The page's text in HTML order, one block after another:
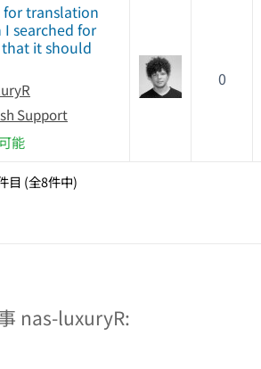
translation
I searched for
that it should
Support
能
0
目 (全8件中)
nas-luxuryR: